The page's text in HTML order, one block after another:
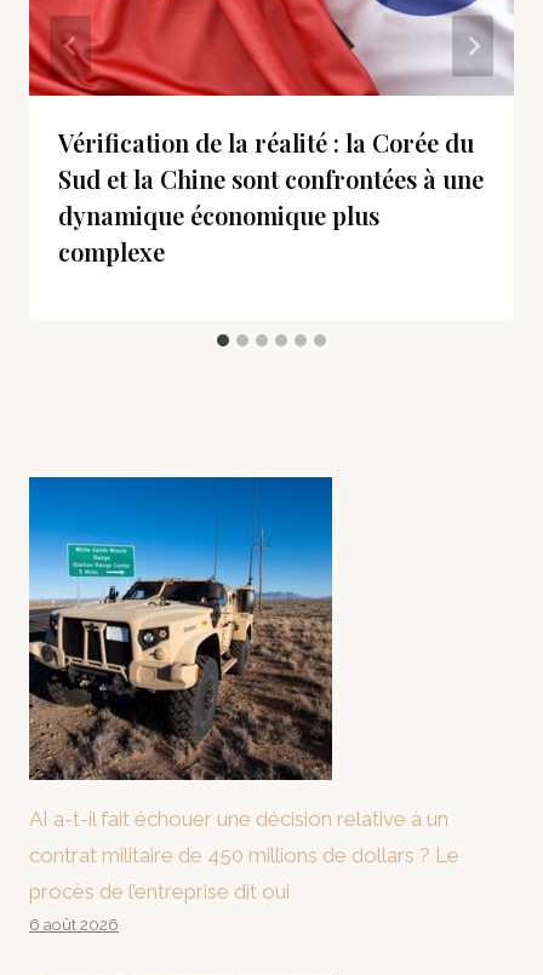
Vérification de la réalité : la Corée du
Sud et la Chine sont confrontées à une
dynamique économique plus
complexe
AI a-t-il fait échouer une décision relative à un
contrat militaire de 450 millions de dollars ? Le
procès de l’entreprise dit oui
6 août 2026